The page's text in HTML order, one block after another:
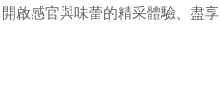
啟感官與味蕾的精采體驗、盡享